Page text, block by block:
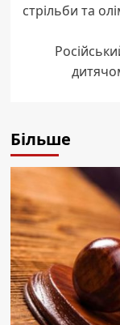
стрільби та
Більше